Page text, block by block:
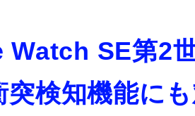
SE第2
突検知機能に